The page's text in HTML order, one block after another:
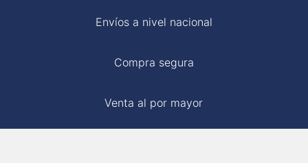
Envíos a nivel nacional
Compra segura
Venta al por mayor